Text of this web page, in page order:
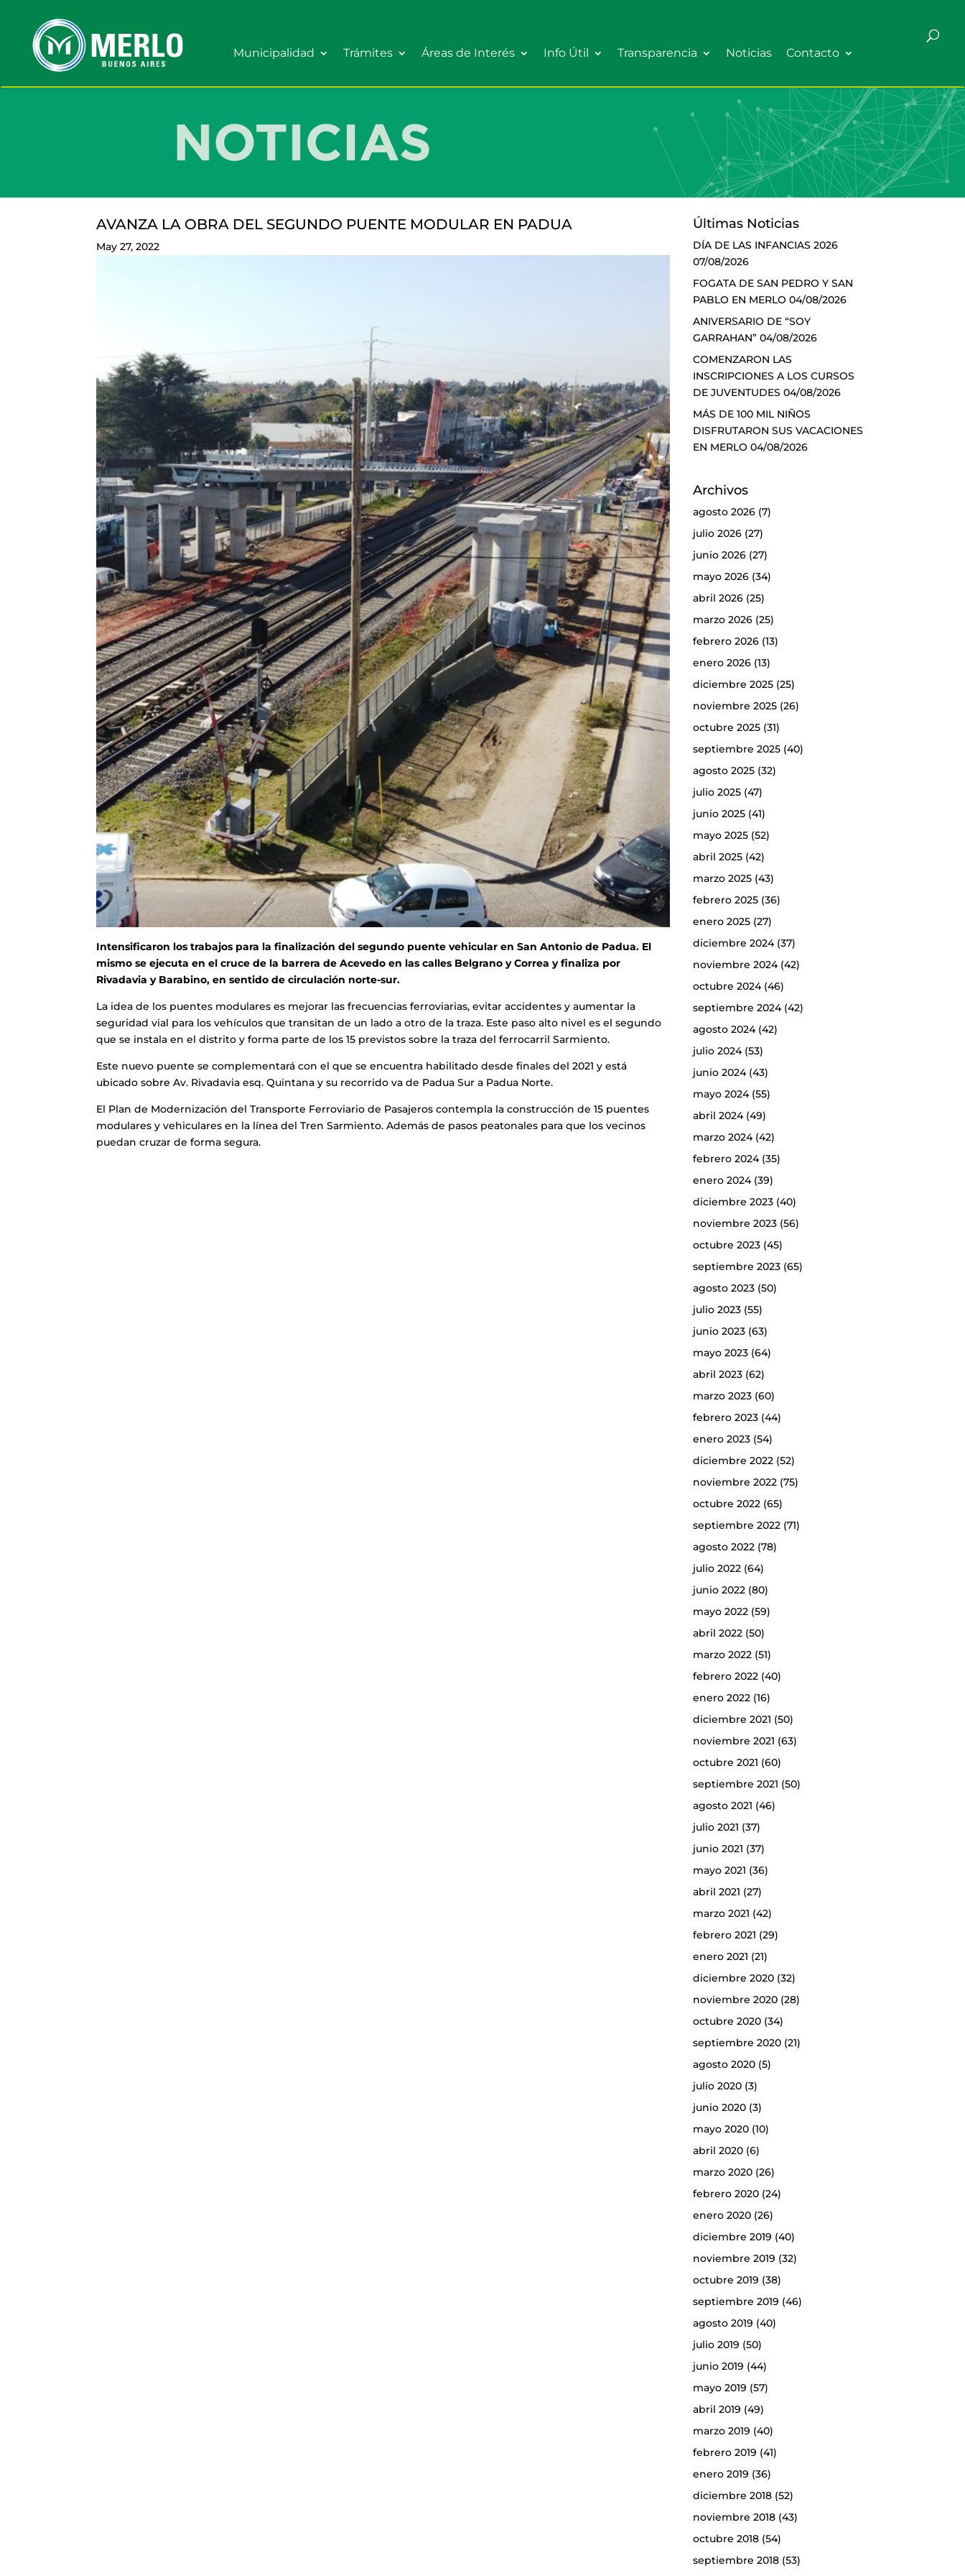
Municipalidad Trámites Áreas de Interés Info Útil Transparencia Noticias Contacto
AVANZA LA OBRA DEL SEGUNDO PUENTE MODULAR EN PADUA
May 27, 2022
Intensificaron los trabajos para la finalización del segundo puente vehicular en San Antonio de Padua. El
mismo se ejecuta en el cruce de la barrera de Acevedo en las calles Belgrano y Correa y finaliza por
Rivadavia y Barabino, en sentido de circulación norte-sur.
La idea de los puentes modulares es mejorar las frecuencias ferroviarias, evitar accidentes y aumentar la
seguridad vial para los vehículos que transitan de un lado a otro de la traza. Este paso alto nivel es el segundo
que se instala en el distrito y forma parte de los 15 previstos sobre la traza del ferrocarril Sarmiento.
Este nuevo puente se complementará con el que se encuentra habilitado desde finales del 2021 y está
ubicado sobre Av. Rivadavia esq. Quintana y su recorrido va de Padua Sur a Padua Norte.
El Plan de Modernización del Transporte Ferroviario de Pasajeros contempla la construcción de 15 puentes
modulares y vehiculares en la línea del Tren Sarmiento. Además de pasos peatonales para que los vecinos
puedan cruzar de forma segura.
Últimas Noticias
DÍA DE LAS INFANCIAS 2026
07/08/2026
FOGATA DE SAN PEDRO Y SAN
PABLO EN MERLO 04/08/2026
ANIVERSARIO DE “SOY
GARRAHAN” 04/08/2026
COMENZARON LAS
INSCRIPCIONES A LOS CURSOS
DE JUVENTUDES 04/08/2026
MÁS DE 100 MIL NIÑOS
DISFRUTARON SUS VACACIONES
EN MERLO 04/08/2026
Archivos
agosto 2026(7)
julio 2026(27)
junio 2026(27)
mayo 2026(34)
abril 2026(25)
marzo 2026(25)
febrero 2026(13)
enero 2026(13)
diciembre 2025(25)
noviembre 2025(26)
octubre 2025(31)
septiembre 2025(40)
agosto 2025(32)
julio 2025(47)
junio 2025(41)
mayo 2025(52)
abril 2025(42)
marzo 2025(43)
febrero 2025(36)
enero 2025(27)
diciembre 2024(37)
noviembre 2024(42)
octubre 2024(46)
septiembre 2024(42)
agosto 2024(42)
julio 2024(53)
junio 2024(43)
mayo 2024(55)
abril 2024(49)
marzo 2024(42)
febrero 2024(35)
enero 2024(39)
diciembre 2023(40)
noviembre 2023(56)
octubre 2023(45)
septiembre 2023(65)
agosto 2023(50)
julio 2023(55)
junio 2023(63)
mayo 2023(64)
abril 2023(62)
marzo 2023(60)
febrero 2023(44)
enero 2023(54)
diciembre 2022(52)
noviembre 2022(75)
octubre 2022(65)
septiembre 2022(71)
agosto 2022(78)
julio 2022(64)
junio 2022(80)
mayo 2022(59)
abril 2022(50)
marzo 2022(51)
febrero 2022(40)
enero 2022(16)
diciembre 2021 (50)
noviembre 2021 (63)
octubre 2021 (60)
septiembre 2021 (50)
agosto 2021 (46)
julio 2021 (37)
junio 2021 (37)
mayo 2021 (36)
abril 2021 (27)
marzo 2021 (42)
febrero 2021 (29)
enero 2021 (21)
diciembre 2020(32)
noviembre 2020(28)
octubre 2020(34)
septiembre 2020(21)
agosto 2020(5)
julio 2020(3)
junio 2020(3)
mayo 2020(10)
abril 2020(6)
marzo 2020(26)
febrero 2020(24)
enero 2020(26)
diciembre 2019 (40)
noviembre 2019 (32)
octubre 2019 (38)
septiembre 2019 (46)
agosto 2019 (40)
julio 2019 (50)
junio 2019 (44)
mayo 2019 (57)
abril 2019 (49)
marzo 2019 (40)
febrero 2019 (41)
enero 2019 (36)
diciembre 2018(52)
noviembre 2018(43)
octubre 2018(54)
septiembre 2018(53)